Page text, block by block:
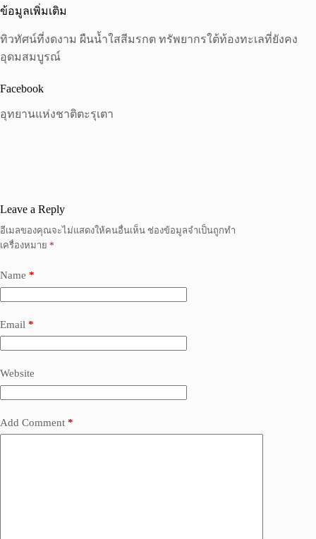
ข้อมูลเพิ่มเติม
ทิวทัศน์ที่งดงาม ผืนน้ำใสสีมรกต ทรัพยากรใต้ท้องทะเลที่ยังคง
อุดมสมบูรณ์
Facebook
อุทยานแห่งชาติตะรุเตา
Leave a Reply
อีเมลของคุณจะไม่แสดงให้คนอื่นเห็น ช่องข้อมูลจำเป็นถูกทำ
เครื่องหมาย *
Name *
Email *
Website
Add Comment *